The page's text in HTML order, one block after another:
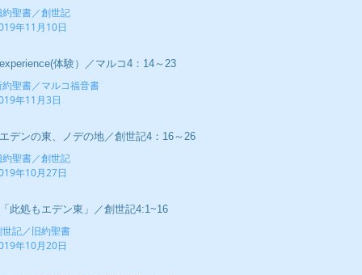
約聖書／創世記
年11月10日
体験）／マルコ4：14～23
約聖書／マルコ福音書
年11月3日
デンの東、ノデの地／創世記4：16～26
約聖書／創世記
年10月27日
此処もエデン東」／創世記4:1~16
世記／旧約聖書
年10月20日